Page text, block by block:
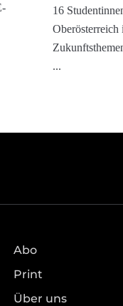
16
Oberösterreich
Abo
Print
Über uns